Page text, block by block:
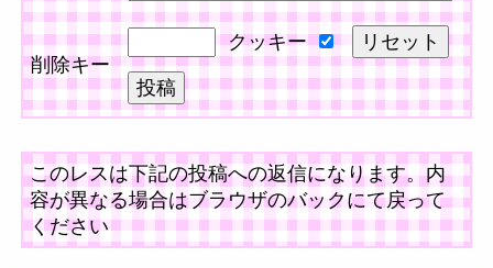
削除キー
クッキー
このレスは下記の投稿への返信になります。内
容が異なる場合はブラウザのバックにて戻って
ください